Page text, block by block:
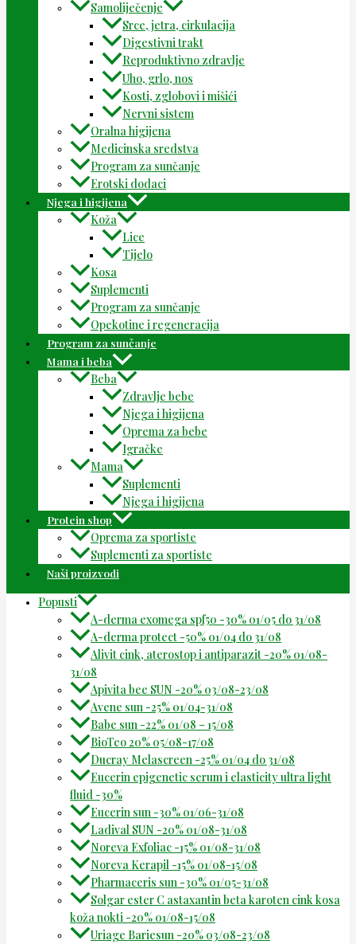
Samoliječenje
Srce, jetra, cirkulacija
Digestivni trakt
Reproduktivno zdravlje
Uho, grlo, nos
Kosti, zglobovi i mišići
Nervni sistem
Oralna higijena
Medicinska sredstva
Program za sunčanje
Erotski dodaci
Njega i higijena
Koža
Lice
Tijelo
Kosa
Suplementi
Program za sunčanje
Opekotine i regeneracija
Program za sunčanje
Mama i beba
Beba
Zdravlje bebe
Njega i higijena
Oprema za bebe
Igračke
Mama
Suplementi
Njega i higijena
Protein shop
Oprema za sportiste
Suplementi za sportiste
Naši proizvodi
Popusti
A-derma exomega spf50 -30% 01/05 do 31/08
A-derma protect -50% 01/04 do 31/08
Alivit cink, aterostop i antiparazit -20% 01/08-
31/08
Apivita bee SUN -20% 03/08-23/08
Avene sun -25% 01/04-31/08
Babe sun -22% 01/08 – 15/08
BioTeo 20% 05/08-17/08
Ducray Melascreen -25% 01/04 do 31/08
Eucerin epigenetic serum i elasticity ultra light
fluid -30%
Eucerin sun -30% 01/06-31/08
Ladival SUN -20% 01/08-31/08
Noreva Exfoliac -15% 01/08-31/08
Noreva Kerapil -15% 01/08-15/08
Pharmaceris sun -30% 01/05-31/08
Solgar ester C astaxantin beta karoten cink kosa
koža nokti -20% 01/08-15/08
Uriage Bariesun -20% 03/08-23/08